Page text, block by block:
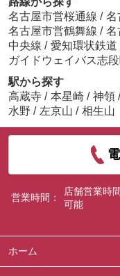
名古屋市営桜通線 / 名
名古屋市営鶴舞線 / 名
中央線 / 愛知環状鉄道
ガイドウェイバス志
駅から探す
高蔵寺 / 本星崎 / 神領 /
水野 / 左京山 / 相生山
営業時間：
店舗営業時
可能
ホーム